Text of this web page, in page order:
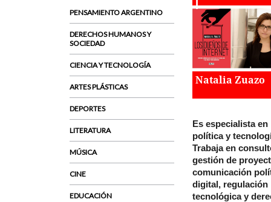
PENSAMIENTO ARGENTINO
DERECHOS HUMANOS Y
SOCIEDAD
CIENCIA Y TECNOLOGÍA
ARTES PLÁSTICAS
DEPORTES
LITERATURA
MÚSICA
CINE
EDUCACIÓN
Natalia Zuazo
Es especialista en
política y
Trabaja en
gestión de
comunicación
digital, regulación
tecnológica y